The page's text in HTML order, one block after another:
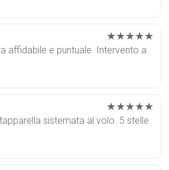
★★★★★
affidabile e puntuale. Intervento a
★★★★★
sistemata al volo. 5 stelle